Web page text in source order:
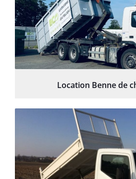
Location Benne de